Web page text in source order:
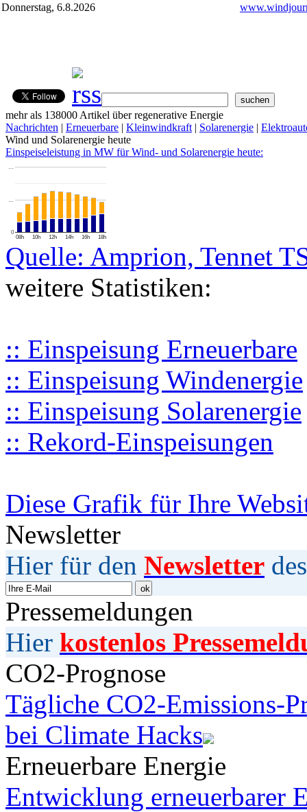
Donnerstag, 6.8.2026
mehr als 138000 Artikel über regenerative Energie
Nachrichten | Erneuerbare | Kleinwindkraft | Solarenergie |
Wind und Solarenergie heute
Einspeiseleistung in MW für Wind- und Solarenergie heute:
08h 10h 12h 14h 16h 18h
0
…
…
Quelle: Amprion, Tennet
weitere Statistiken:
:: Einspeisung Erneuerbare
:: Einspeisung Windenergie
:: Einspeisung Solarenergie
:: Rekord-Einspeisungen
Diese Grafik für Ihre
Newsletter
Hier für den Newsletter
Pressemeldungen
Hier kostenlos
CO2-Prognose
Tägliche CO2-Emissions-
bei Climate Hacks
Erneuerbare Energie
Entwicklung erneuerbarer